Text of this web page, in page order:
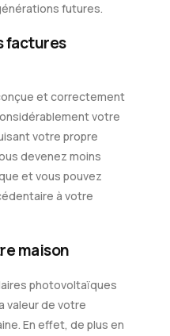
futures.
factures
et correctement
votre
votre propre
devenez moins
et vous pouvez
à votre
maison
photovoltaïques
valeur de votre
En effet, de plus en